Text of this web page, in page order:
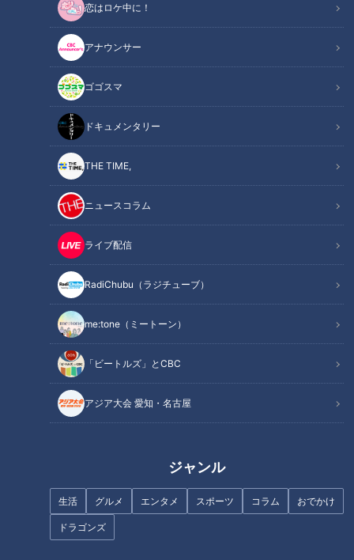
恋はロケ中に！
アナウンサー
ゴゴスマ
ドキュメンタリー
THE TIME,
ニュースコラム
ライブ配信
RadiChubu（ラジチューブ）
me:tone（ミートーン）
「ビートルズ」とCBC
アジア大会 愛知・名古屋
ジャンル
生活 グルメ エンタメ スポーツ コラム おでかけ
ドラゴンズ
この記事を見たあなたへのおすすめ
「すごく弾力がある！」自分で
釣った新鮮な“鳴門鯛”のお造り
に感激！グラビアアイドル・三
田悠貴の軽トラ四国一周の旅
【リアルな高校生活】オレ以外
クラス全員女子…看護を学ぶ高1
男子のリアルな学校生活 入学2
日周遊の旅
【四国一周】軽トラ女子三田が